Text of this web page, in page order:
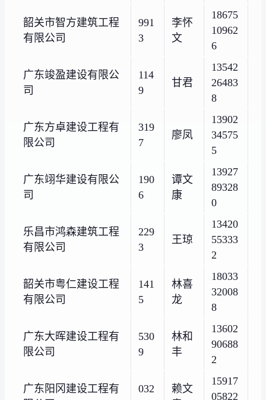
韶关市智方建筑工程
有限公司
991
3
李怀
文
18675
10962
6
广东竣盈建设有限公
司
114
9
甘君
13542
26483
8
广东方卓建设工程有
限公司
319
7
廖凤
13902
34575
5
广东翊华建设有限公
司
190
6
谭文
康
13927
89328
0
乐昌市鸿森建筑工程
有限公司
229
3
王琼
13420
55333
2
韶关市粤仁建设工程
有限公司
141
5
林喜
龙
18033
32008
8
广东大晖建设工程有
限公司
530
9
林和
丰
13602
90688
2
广东阳冈建设工程有
032
赖文
15917
05822